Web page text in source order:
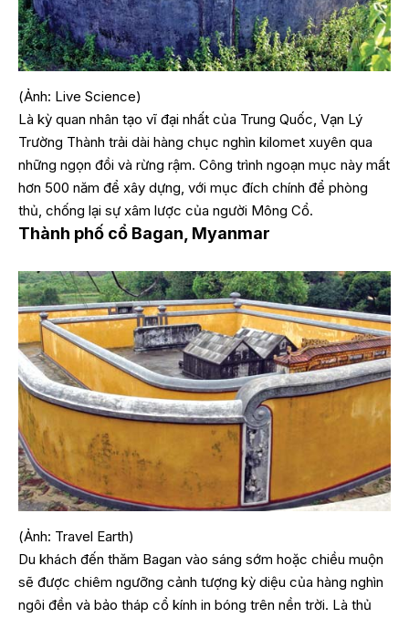
(Ảnh: Live Science)
Là kỳ quan nhân tạo vĩ đại nhất của Trung Quốc, Vạn Lý
Trường Thành trải dài hàng chục nghìn kilomet xuyên qua
những ngọn đồi và rừng rậm. Công trình ngoạn mục này mất
hơn 500 năm để xây dựng, với mục đích chính để phòng
thủ, chống lại sự xâm lược của người Mông Cổ.
Thành phố cổ Bagan, Myanmar
(Ảnh: Travel Earth)
Du khách đến thăm Bagan vào sáng sớm hoặc chiều muộn
sẽ được chiêm ngưỡng cảnh tượng kỳ diệu của hàng nghìn
ngôi đền và bảo tháp cổ kính in bóng trên nền trời. Là thủ